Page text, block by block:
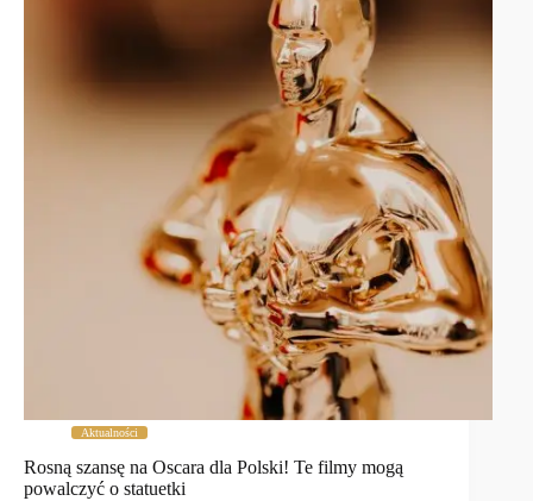
Aktualności
Rosną szansę na Oscara dla Polski! Te filmy mogą
powalczyć o statuetki